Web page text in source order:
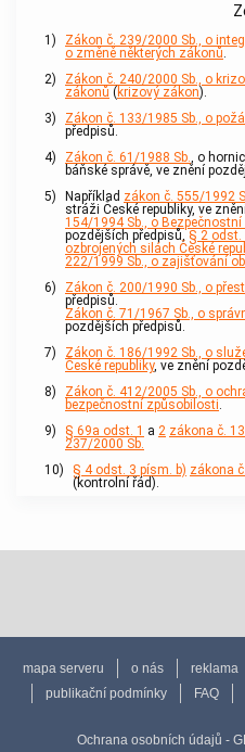
1)
Zákon č. 239/2000 Sb., o
o změně některých zákonů
2)
Zákon č. 240/2000 Sb., o
zákonů (krizový zákon).
3)
Zákon č. 133/1985 Sb., o
předpisů.
4)
Zákon č. 61/1988 Sb.
, o
báňské správě, ve znění
5)
Například zákon č. 555/1992
stráži České republiky, ve
154/1994 Sb., o
pozdějších předpisů, § 2 odst.
ozbrojených silách České
222/1999 Sb., o zajišťování
6)
Zákon č. 200/1990 Sb., o
předpisů.
Zákon č. 71/1967 Sb., o
pozdějších předpisů.
7)
Zákon č. 186/1992 Sb., o
České republiky, ve znění
8)
Zákon č. 412/2005 Sb., o
bezpečnostní způsobilosti
9)
§ 69a odst. 1 a 2 zákona č.
237/2000 Sb.
10)
§ 4 odst. 3 písm. b) zákona
(kontrolní řád).
mapa serveru o nás reklama
publikační podmínky
FAQ
Ochrana osobních údajů -